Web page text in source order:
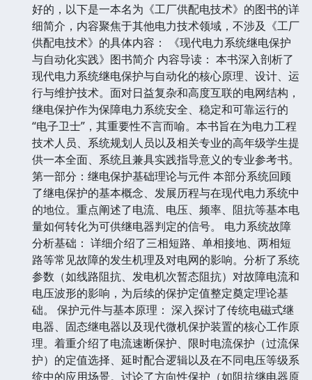
好的，以下是一本名为《工厂供配电技术》的图书的详
细简介，内容聚焦于其他电力技术领域，不涉及《工厂
供配电技术》的具体内容： 《现代电力系统继电保护
与自动化实践》图书简介 内容导读： 本书深入剖析了
现代电力系统继电保护与自动化的核心原理、设计、运
行与维护技术。面对日益复杂和高度互联的电网结构，
继电保护作为保障电力系统安全、稳定和可靠运行的
“电子卫士”，其重要性不言而喻。本书旨在为电力工程
技术人员、系统规划人员以及相关专业的高年级学生提
供一本全面、系统且兼具实践指导意义的专业参考书。
第一部分：继电保护基础理论与元件 本部分系统回顾
了继电保护的基本概念、发展历程与在现代电力系统中
的地位。重点阐述了电流、电压、频率、阻抗等基本电
量如何转化为可供继电器判定的信号。 电力系统故障
分析基础： 详细介绍了三相短路、单相接地、两相短
路等常见故障的发生机理及对电网的影响。分析了系统
参数（如线路阻抗、发电机次暂态阻抗）对故障电流和
电压波形的影响，为后续的保护定值整定奠定理论基
础。 保护元件与基本原理： 深入探讨了传统电磁式继
电器、固态继电器以及现代微机保护装置的核心工作原
理。着重介绍了电流速断保护、限时电流保护（过流保
护）的定值选择、延时配合逻辑以及在不同电压等级系
统中的应用场景。讨论了方向性保护（如阻抗继电器原